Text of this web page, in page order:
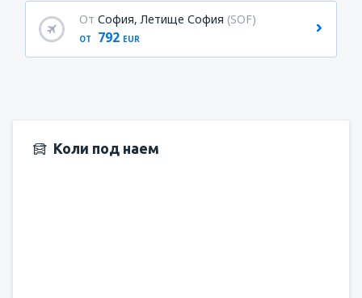
От София, Летище София (SOF)
ОТ 792 EUR
Коли под наем